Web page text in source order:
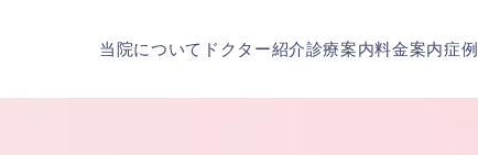
当院について ドクター紹介診療案内料金案内症例